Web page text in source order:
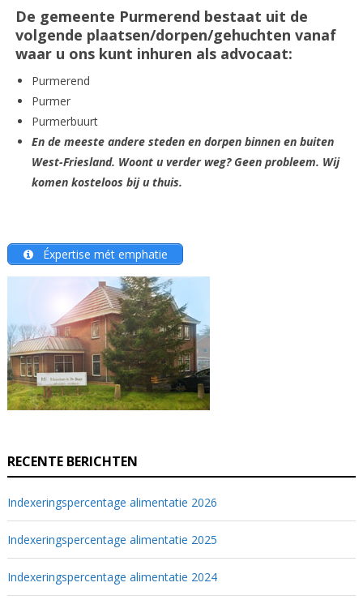
De gemeente Purmerend bestaat uit de
volgende plaatsen/dorpen/gehuchten vanaf
waar u ons kunt inhuren als advocaat:
Purmerend
Purmer
Purmerbuurt
En de meeste andere steden en dorpen binnen en buiten
West-Friesland. Woont u verder weg? Geen probleem. Wij
komen kosteloos bij u thuis.
Éxpertise mét emphatie
RECENTE BERICHTEN
Indexeringspercentage alimentatie 2026
Indexeringspercentage alimentatie 2025
Indexeringspercentage alimentatie 2024